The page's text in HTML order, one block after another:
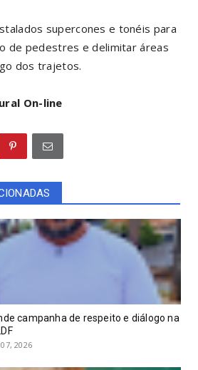
supercones e tonéis para
de pedestres e delimitar áreas
dos trajetos.
On-line
campanha de respeito e diálogo na
2026